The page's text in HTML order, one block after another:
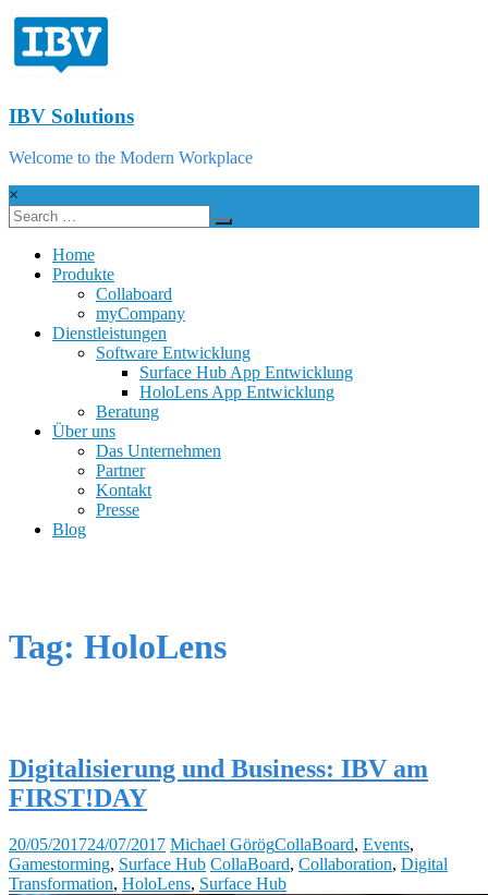
IBV Solutions
Welcome to the Modern Workplace
×
Home
Produkte
Collaboard
myCompany
Dienstleistungen
Software Entwicklung
Surface Hub App Entwicklung
HoloLens App Entwicklung
Beratung
Über uns
Das Unternehmen
Partner
Kontakt
Presse
Blog
Tag: HoloLens
Digitalisierung und Business: IBV am
FIRST!DAY
20/05/201724/07/2017 Michael GörögCollaBoard, Events,
Gamestorming, Surface Hub CollaBoard, Collaboration, Digital
Transformation, HoloLens, Surface Hub